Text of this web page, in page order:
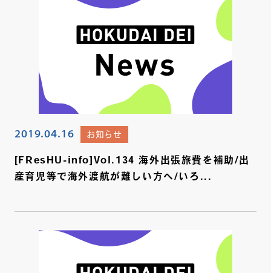
2019.04.16 お知らせ
[FResHU-info]Vol.134 海外出張旅費を補助/出
産育児等で海外渡航が難しい方へ/いろ...